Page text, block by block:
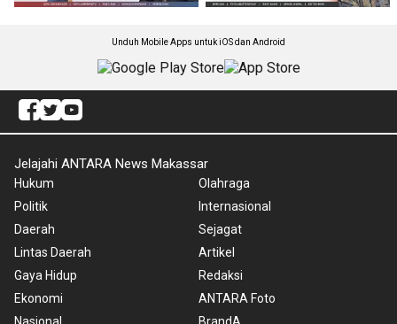
Unduh Mobile Apps untuk iOS dan Android
Jelajahi ANTARA News Makassar
Hukum
Politik
Daerah
Lintas Daerah
Gaya Hidup
Ekonomi
Olahraga
Internasional
Sejagat
Artikel
Redaksi
ANTARA Foto